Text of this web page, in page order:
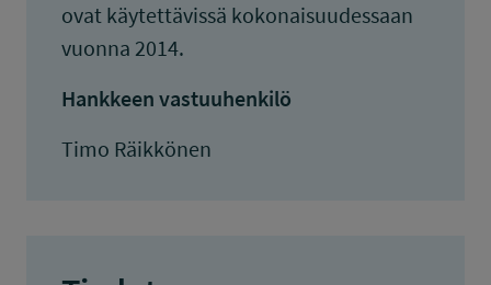
ovat käytettävissä kokonaisuudessaan
vuonna 2014.
Hankkeen vastuuhenkilö
Timo Räikkönen